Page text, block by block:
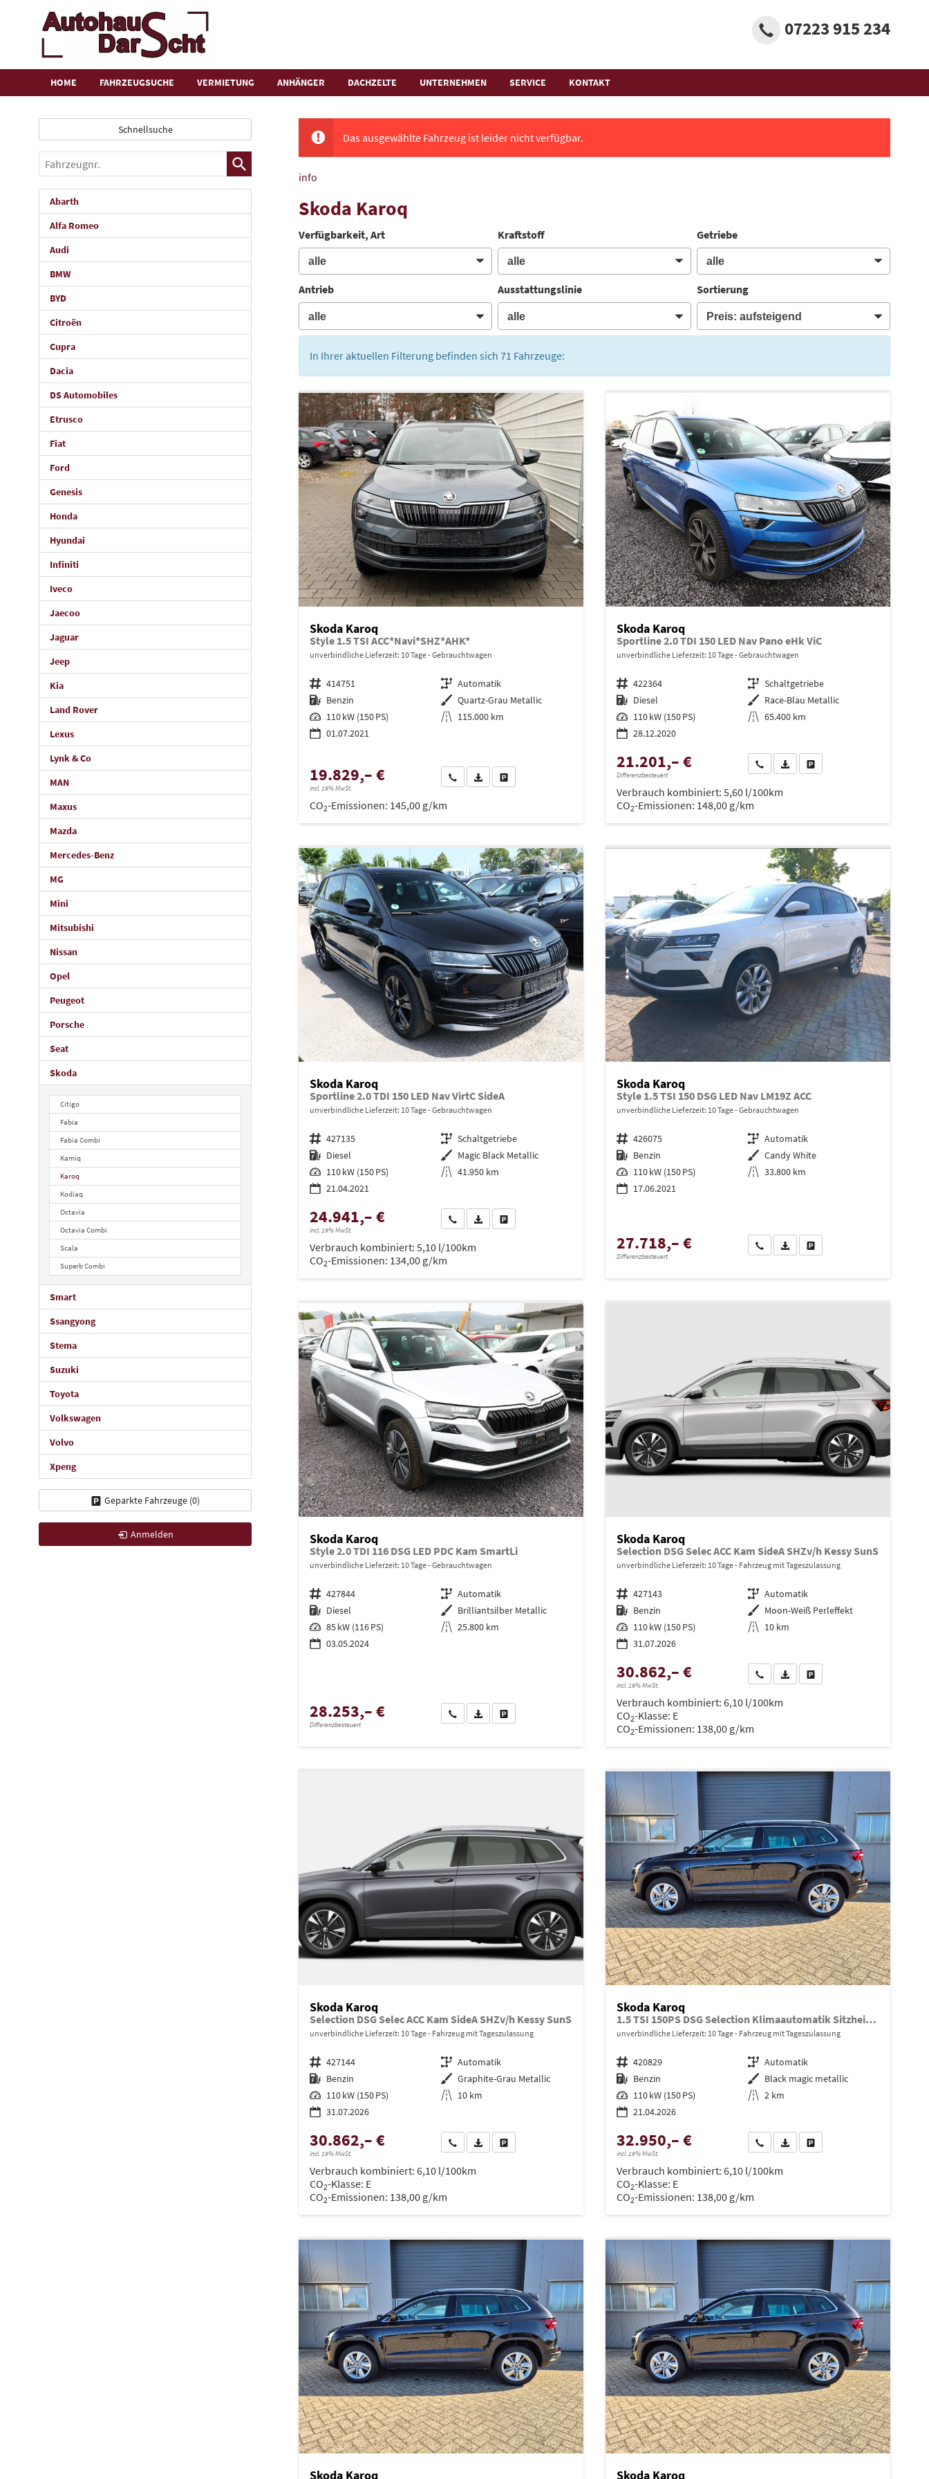
07223 915 234
HOME FAHRZEUGSUCHE VERMIETUNG ANHÄNGER DACHZELTE UNTERNEHMEN SERVICE KONTAKT
Das ausgewählte Fahrzeug ist leider nicht verfügbar.
info
Skoda Karoq
Verfügbarkeit, Art Kraftstoff Getriebe
Antrieb Ausstattungslinie Sortierung
In Ihrer aktuellen Filterung befinden sich 71 Fahrzeuge:
Skoda Karoq
Style 1.5 TSI ACC*Navi*SHZ*AHK*
unverbindliche Lieferzeit: 10 Tage Gebrauchtwagen
Fahrzeugnr. 414751 Getriebe Automatik
Kraftstoff Benzin Außenfarbe Quartz-Grau Metallic
Leistung 110 kW (150 PS) Kilometerstand 115.000 km
01.07.2021
19.829,– €
incl. 19% MwSt.
Wir rufen Sie anPDF-Datei, Fahrzeugexposé drucken
Drucken, parken oder vergleichen
CO2-Emissionen: 145,00 g/km
Skoda Karoq
Sportline 2.0 TDI 150 LED Nav Pano eHk ViC
unverbindliche Lieferzeit: 10 Tage Gebrauchtwagen
Fahrzeugnr. 422364 Getriebe Schaltgetriebe
Kraftstoff Diesel Außenfarbe Race-Blau Metallic
Leistung 110 kW (150 PS) Kilometerstand 65.400 km
28.12.2020
21.201,– €
Differenzbesteuert
Wir rufen Sie anPDF-Datei, Fahrzeugexposé drucken
Drucken, parken oder
Verbrauch kombiniert: 5,60 l/100km
CO2-Emissionen: 148,00 g/km
Skoda Karoq
Sportline 2.0 TDI 150 LED Nav VirtC SideA
unverbindliche Lieferzeit: 10 Tage Gebrauchtwagen
Fahrzeugnr. 427135 Getriebe Schaltgetriebe
Kraftstoff Diesel Außenfarbe Magic Black Metallic
Leistung 110 kW (150 PS) Kilometerstand 41.950 km
21.04.2021
24.941,– €
incl. 19% MwSt.
Wir rufen Sie anPDF-Datei, Fahrzeugexposé drucken
Drucken, parken oder vergleichen
Verbrauch kombiniert: 5,10 l/100km
CO2-Emissionen: 134,00 g/km
Skoda Karoq
Style 1.5 TSI 150 DSG LED Nav LM19Z ACC
unverbindliche Lieferzeit: 10 Tage Gebrauchtwagen
Fahrzeugnr. 426075 Getriebe Automatik
Kraftstoff Benzin Außenfarbe Candy White
Leistung 110 kW (150 PS) Kilometerstand 33.800 km
17.06.2021
27.718,– €
Differenzbesteuert
Wir rufen Sie anPDF-Datei, Fahrzeugexposé drucken
Drucken, parken oder
Skoda Karoq
Style 2.0 TDI 116 DSG LED PDC Kam SmartLi
unverbindliche Lieferzeit: 10 Tage Gebrauchtwagen
Fahrzeugnr. 427844 Getriebe Automatik
Kraftstoff Diesel Außenfarbe Brilliantsilber Metallic
Leistung 85 kW (116 PS) Kilometerstand 25.800 km
03.05.2024
28.253,– €
Differenzbesteuert
Wir rufen Sie anPDF-Datei, Fahrzeugexposé drucken
Drucken, parken oder vergleichen
Skoda Karoq
Selection DSG Selec ACC Kam SideA SHZv/h Kessy SunS
unverbindliche Lieferzeit: 10 Tage Fahrzeug mit Tageszulassung
Fahrzeugnr. 427143 Getriebe Automatik
Kraftstoff Benzin Außenfarbe Moon-Weiß Perleffekt
Leistung 110 kW (150 PS) Kilometerstand 10 km
31.07.2026
30.862,– €
incl. 19% MwSt.
Wir rufen Sie anPDF-Datei, Fahrzeugexposé drucken
Drucken, parken oder
Verbrauch kombiniert: 6,10 l/100km
CO2-Klasse: E
CO2-Emissionen: 138,00 g/km
Skoda Karoq
Selection DSG Selec ACC Kam SideA SHZv/h Kessy SunS
unverbindliche Lieferzeit: 10 Tage Fahrzeug mit Tageszulassung
Fahrzeugnr. 427144 Getriebe Automatik
Kraftstoff Benzin Außenfarbe Graphite-Grau Metallic
Leistung 110 kW (150 PS) Kilometerstand 10 km
31.07.2026
30.862,– €
incl. 19% MwSt.
Wir rufen Sie an
PDF-Datei, Fahrzeugexposé drucken
Drucken, parken oder vergleichen
Verbrauch kombiniert: 6,10 l/100km
CO2-Klasse: E
CO2-Emissionen: 138,00 g/km
Skoda Karoq
1.5 TSI 150PS DSG Selection Klimaautomatik Sitzheizung Lenkradheizung ACC PDC v+h Rückf.Kamera abg.Scheiben Apple CarPlay Android Auto 17"LM
unverbindliche Lieferzeit: 10 Tage Fahrzeug mit Tageszulassung
Fahrzeugnr. 420829 Getriebe Automatik
Kraftstoff Benzin Außenfarbe Black magic metallic
Leistung 110 kW (150 PS) Kilometerstand 2 km
21.04.2026
32.950,– €
incl. 19% MwSt.
Wir rufen Sie an
PDF-Datei, Fahrzeugexposé drucken
Drucken, parken oder
Verbrauch kombiniert: 6,10 l/100km
CO2-Klasse: E
CO2-Emissionen: 138,00 g/km
Skoda Karoq Skoda Karoq
Schnellsuche
Fahrzeugnr.
Abarth
Alfa Romeo
Audi
BMW
BYD
Citroën
Cupra
Dacia
DS Automobiles
Etrusco
Fiat
Ford
Genesis
Honda
Hyundai
Infiniti
Iveco
Jaecoo
Jaguar
Jeep
Kia
Land Rover
Lexus
Lynk & Co
MAN
Maxus
Mazda
Mercedes-Benz
MG
Mini
Mitsubishi
Nissan
Opel
Peugeot
Porsche
Seat
Skoda
Citigo
Fabia
Fabia Combi
Kamiq
Karoq
Kodiaq
Octavia
Octavia Combi
Scala
Superb Combi
Smart
Ssangyong
Stema
Suzuki
Toyota
Volkswagen
Volvo
Xpeng
Geparkte Fahrzeuge (0)
Anmelden